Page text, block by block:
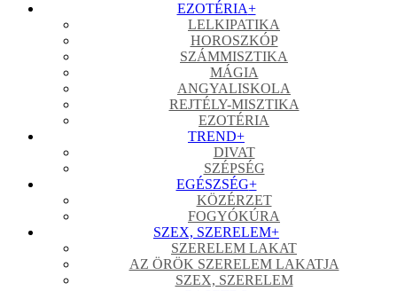
EZOTÉRIA+
LELKIPATIKA
HOROSZKÓP
SZÁMMISZTIKA
MÁGIA
ANGYALISKOLA
REJTÉLY-MISZTIKA
EZOTÉRIA
TREND+
DIVAT
SZÉPSÉG
EGÉSZSÉG+
KÖZÉRZET
FOGYÓKÚRA
SZEX, SZERELEM+
SZERELEM LAKAT
AZ ÖRÖK SZERELEM LAKATJA
SZEX, SZERELEM